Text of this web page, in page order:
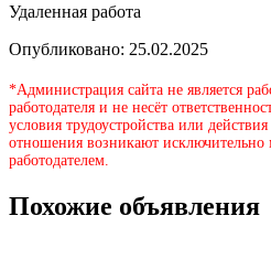
Удаленная работа
Опубликовано: 25.02.2025
*Администрация сайта не является
работодателя и не несёт
условия трудоустройства или
отношения возникают исключительно
работодателем.
Похожие объявления